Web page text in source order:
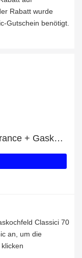
Rabatt wurde
Gutschein benötigt.
Erhalten Sie 28% Rabatt + Clearance + Gaskochfeld Classici 70 cm Rabatte
Classici 70
an, um die